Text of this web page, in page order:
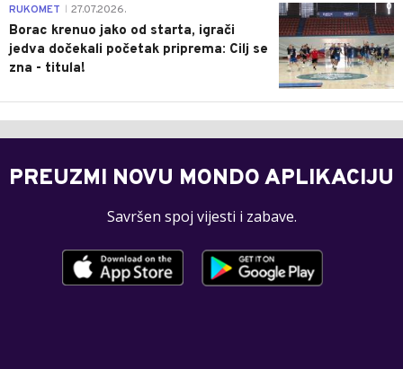
0
RUKOMET 27.07.2026.
Borac krenuo jako od starta, igrači
jedva dočekali početak priprema: Cilj se
zna - titula!
PREUZMI NOVU MONDO APLIKACIJU
Savršen spoj vijesti i zabave.